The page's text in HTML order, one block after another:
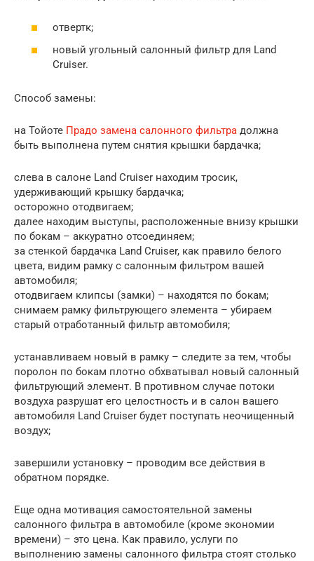
отвертк;
новый угольный салонный фильтр для Land
Cruiser.
Способ замены:
на Тойоте Прадо замена салонного фильтра должна
быть выполнена путем снятия крышки бардачка;
слева в салоне Land Cruiser находим тросик,
удерживающий крышку бардачка;
осторожно отодвигаем;
далее находим выступы, расположенные внизу крышки
по бокам – аккуратно отсоединяем;
за стенкой бардачка Land Cruiser, как правило белого
цвета, видим рамку с салонным фильтром вашей
автомобиля;
отодвигаем клипсы (замки) – находятся по бокам;
снимаем рамку фильтрующего элемента – убираем
старый отработанный фильтр автомобиля;
устанавливаем новый в рамку – следите за тем, чтобы
поролон по бокам плотно обхватывал новый салонный
фильтрующий элемент. В противном случае потоки
воздуха разрушат его целостность и в салон вашего
автомобиля Land Cruiser будет поступать неочищенный
воздух;
завершили установку – проводим все действия в
обратном порядке.
Еще одна мотивация самостоятельной замены
салонного фильтра в автомобиле (кроме экономии
времени) – это цена. Как правило, услуги по
выполнению замены салонного фильтра стоят столько